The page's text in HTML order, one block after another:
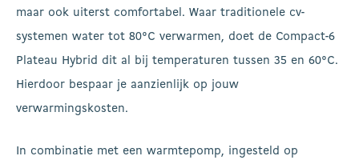
maar ook uiterst comfortabel. Waar traditionele cv-
systemen water tot 80°C verwarmen, doet de Compact-6
Plateau Hybrid dit al bij temperaturen tussen 35 en 60°C.
Hierdoor bespaar je aanzienlijk op jouw
verwarmingskosten.
In combinatie met een warmtepomp, ingesteld op